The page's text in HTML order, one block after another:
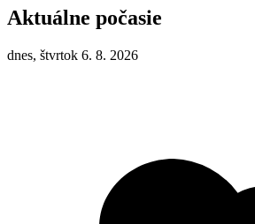
Aktuálne počasie
dnes, štvrtok 6. 8. 2026